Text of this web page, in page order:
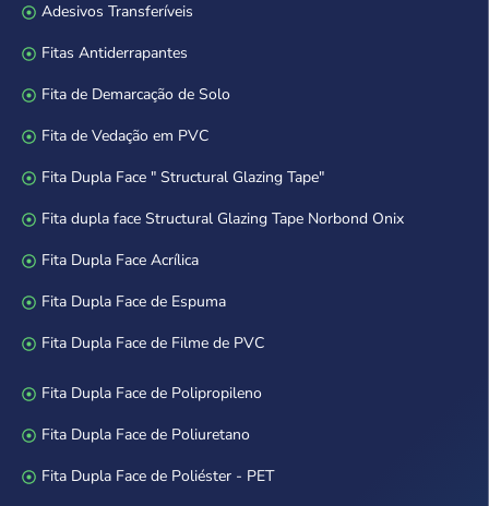
Adesivos Transferíveis
Fitas Antiderrapantes
Fita de Demarcação de Solo
Fita de Vedação em PVC
Fita Dupla Face " Structural Glazing Tape"
Fita dupla face Structural Glazing Tape Norbond Onix
Fita Dupla Face Acrílica
Fita Dupla Face de Espuma
Fita Dupla Face de Filme de PVC
Fita Dupla Face de Polipropileno
Fita Dupla Face de Poliuretano
Fita Dupla Face de Poliéster - PET